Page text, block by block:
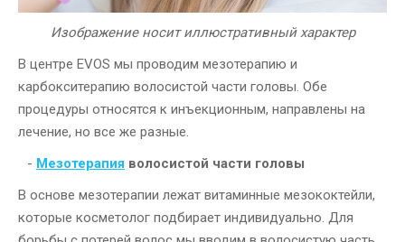
Изображение носит иллюстративный характер
В центре EVOS мы проводим мезотерапию и
карбокситерапию волосистой части головы. Обе
процедуры относятся к инъекционным, направлены на
лечение, но все же разные.
Мезотерапия волосистой части головы
В основе мезотерапии лежат витаминные мезококтейли,
которые косметолог подбирает индивидуально. Для